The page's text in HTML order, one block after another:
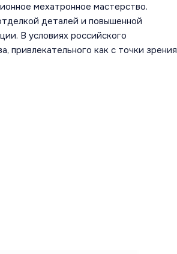
мехатронное мастерство.
деталей и повышенной
В условиях российского
привлекательного как с точки зрения